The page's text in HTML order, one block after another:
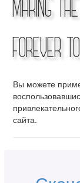
Forever
Вы можете
сайта.